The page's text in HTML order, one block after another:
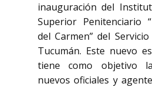
inauguración del
Superior Penitenciario
del Carmen” del
Tucumán. Este nuevo
tiene como objetivo
nuevos oficiales y